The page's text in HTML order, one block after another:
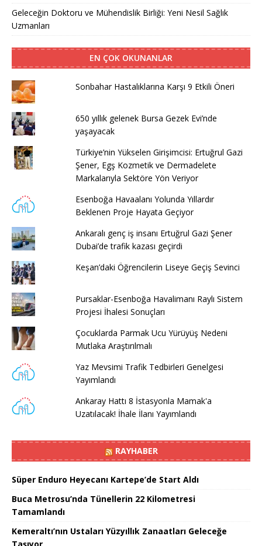
Geleceğin Doktoru ve Mühendislik Birliği: Yeni Nesil Sağlık
Uzmanları
EN ÇOK OKUNANLAR
Sonbahar Hastalıklarına Karşı 9 Etkili Öneri
650 yıllık gelenek Bursa Gezek Evi’nde
yaşayacak
Türkiye’nin Yükselen Girişimcisi: Ertuğrul Gazi
Şener, Egş Kozmetik ve Dermadelete
Markalarıyla Sektöre Yön Veriyor
Esenboğa Havaalanı Yolunda Yıllardır
Beklenen Proje Hayata Geçiyor
Ankaralı genç iş insanı Ertuğrul Gazi Şener
Dubai’de trafik kazası geçirdi
Keşan’daki Öğrencilerin Liseye Geçiş Sevinci
Pursaklar-Esenboğa Havalimanı Raylı Sistem
Projesi İhalesi Sonuçları
Çocuklarda Parmak Ucu Yürüyüş Nedeni
Mutlaka Araştırılmalı
Yaz Mevsimi Trafik Tedbirleri Genelgesi
Yayımlandı
Ankaray Hattı 8 İstasyonla Mamak'a
Uzatılacak! İhale İlanı Yayımlandı
RAYHABER
Süper Enduro Heyecanı Kartepe’de Start Aldı
Buca Metrosu’nda Tünellerin 22 Kilometresi
Tamamlandı
Kemeraltı’nın Ustaları Yüzyıllık Zanaatları Geleceğe